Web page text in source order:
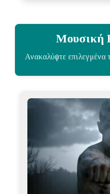
Μουσική
Ανακαλύψτε επιλεγμένα